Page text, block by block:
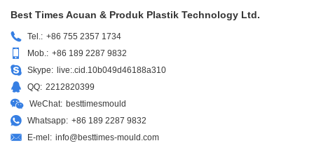
Best Times Acuan & Produk Plastik Technology Ltd.
Tel.: +86 755 2357 1734
Mob.: +86 189 2287 9832
Skype: live:.cid.10b049d46188a310
QQ: 2212820399
WeChat: besttimesmould
Whatsapp: +86 189 2287 9832
E-mel: info@besttimes-mould.com